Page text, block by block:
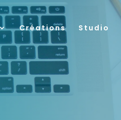
Créations Studio